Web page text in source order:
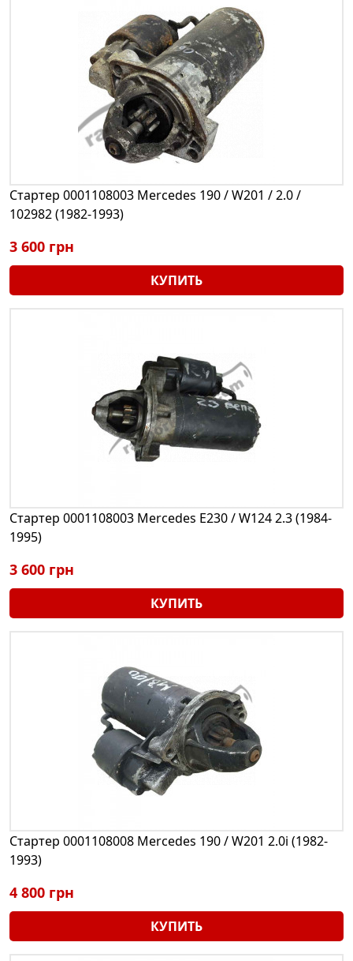
Стартер 0001108003 Mercedes 190 / W201 / 2.0 /
102982 (1982-1993)
3 600 грн
КУПИТЬ
Стартер 0001108003 Mercedes E230 / W124 2.3 (1984-
1995)
3 600 грн
КУПИТЬ
Стартер 0001108008 Mercedes 190 / W201 2.0i (1982-
1993)
4 800 грн
КУПИТЬ